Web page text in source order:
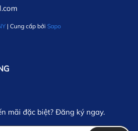
| Cung cấp bởi Sapo
mãi đặc biệt? Đăng ký ngay.